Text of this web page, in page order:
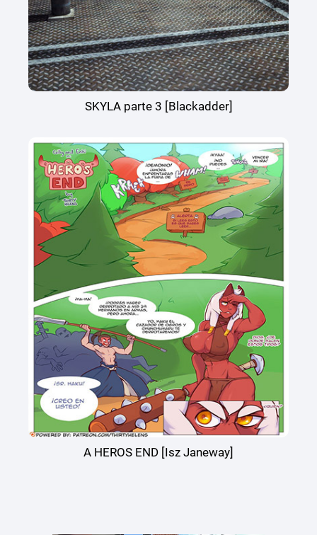
SKYLA parte 3 [Blackadder]
A HEROS END [Isz Janeway]